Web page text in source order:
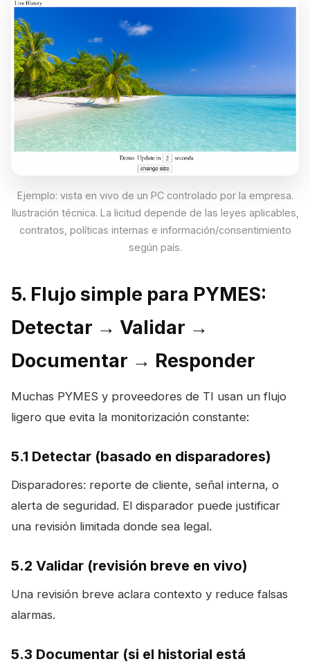
Ejemplo: vista en vivo de un PC controlado por la empresa.
Ilustración técnica. La licitud depende de las leyes aplicables,
contratos, políticas internas e información/consentimiento
según país.
5. Flujo simple para PYMES:
Detectar → Validar →
Documentar → Responder
Muchas PYMES y proveedores de TI usan un flujo
ligero que evita la monitorización constante:
5.1 Detectar (basado en disparadores)
Disparadores: reporte de cliente, señal interna, o
alerta de seguridad. El disparador puede justificar
una revisión limitada donde sea legal.
5.2 Validar (revisión breve en vivo)
Una revisión breve aclara contexto y reduce falsas
alarmas.
5.3 Documentar (si el historial está